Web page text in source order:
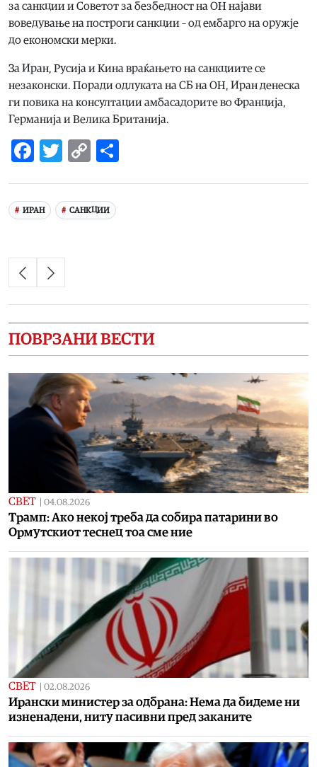
за санкции и Советот за безбедност на ОН најави
воведување на построги санкции – од ембарго на оружје
до економски мерки.
За Иран, Русија и Кина враќањето на санкциите се
незаконски. Поради одлуката на СБ на ОН, Иран денеска
ги повика на консултации амбасадорите во Франција,
Германија и Велика Британија.
Facebook
Twitter
Copy
ИРАН САНКЦИИ
ПОВРЗАНИ ВЕСТИ
СВЕТ 04.08.2026
Tрамп: Ако некој треба да собира патарини во
Ормутскиот теснец тоа сме ние
СВЕТ 02.08.2026
Ирански министер за одбрана: Нема да бидеме ни
изненадени, ниту пасивни пред заканите